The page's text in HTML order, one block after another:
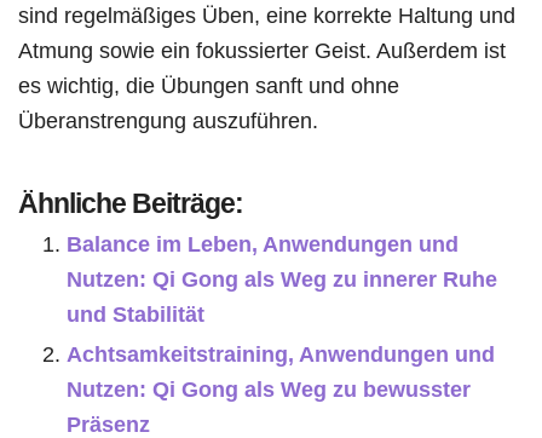
sind regelmäßiges Üben, eine korrekte Haltung und
Atmung sowie ein fokussierter Geist. Außerdem ist
es wichtig, die Übungen sanft und ohne
Überanstrengung auszuführen.
Ähnliche Beiträge:
Balance im Leben, Anwendungen und
Nutzen: Qi Gong als Weg zu innerer Ruhe
und Stabilität
Achtsamkeitstraining, Anwendungen und
Nutzen: Qi Gong als Weg zu bewusster
Präsenz